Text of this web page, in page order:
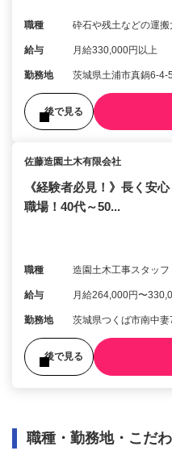
職種 砕石や残土などの運
給与 月給330,000円以上
勤務地 茨城県土浦市真鍋6-4-5
後で見る
佐藤造園土木有限会社
《経験者必見！》長く安
職場！40代～50...
職種 造園土木工事スタッフ
給与 月給264,000円〜
勤務地 茨城県つくば市南中
後で見る
職種・勤務地・こだ